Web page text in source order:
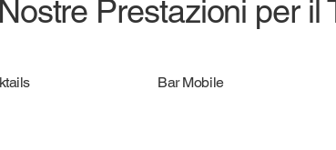
Prestazioni per il
Bar Mobile